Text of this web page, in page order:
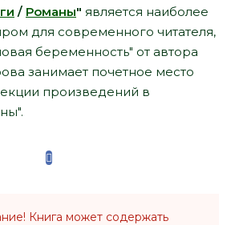
/ Романы" является наиболее
для современного читателя,
беременность" от автора
занимает почетное место
произведений в
Книга может содержать